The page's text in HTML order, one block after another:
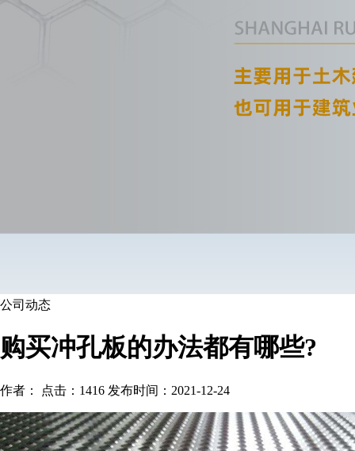
公司动态
购买冲孔板的办法都有哪些?
作者： 点击：1416 发布时间：2021-12-24